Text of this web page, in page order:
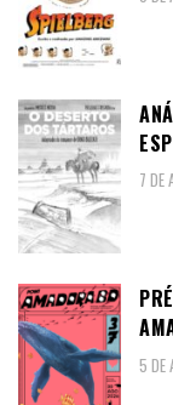
7 DE
5 DE